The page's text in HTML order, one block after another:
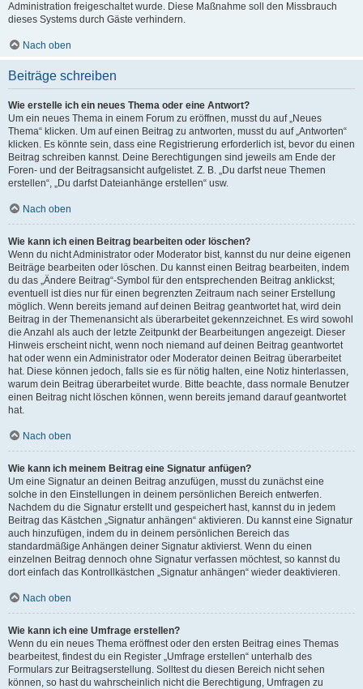
Administration freigeschaltet wurde. Diese Maßnahme soll den Missbrauch
dieses Systems durch Gäste verhindern.
Nach oben
Beiträge schreiben
Wie erstelle ich ein neues Thema oder eine Antwort?
Um ein neues Thema in einem Forum zu eröffnen, musst du auf „Neues
Thema“ klicken. Um auf einen Beitrag zu antworten, musst du auf „Antworten“
klicken. Es könnte sein, dass eine Registrierung erforderlich ist, bevor du einen
Beitrag schreiben kannst. Deine Berechtigungen sind jeweils am Ende der
Foren- und der Beitragsansicht aufgelistet. Z. B. „Du darfst neue Themen
erstellen“, „Du darfst Dateianhänge erstellen“ usw.
Nach oben
Wie kann ich einen Beitrag bearbeiten oder löschen?
Wenn du nicht Administrator oder Moderator bist, kannst du nur deine eigenen
Beiträge bearbeiten oder löschen. Du kannst einen Beitrag bearbeiten, indem
du das „Ändere Beitrag“-Symbol für den entsprechenden Beitrag anklickst;
eventuell ist dies nur für einen begrenzten Zeitraum nach seiner Erstellung
möglich. Wenn bereits jemand auf deinen Beitrag geantwortet hat, wird dein
Beitrag in der Themenansicht als überarbeitet gekennzeichnet. Es wird sowohl
die Anzahl als auch der letzte Zeitpunkt der Bearbeitungen angezeigt. Dieser
Hinweis erscheint nicht, wenn noch niemand auf deinen Beitrag geantwortet
hat oder wenn ein Administrator oder Moderator deinen Beitrag überarbeitet
hat. Diese können jedoch, falls sie es für nötig halten, eine Notiz hinterlassen,
warum dein Beitrag überarbeitet wurde. Bitte beachte, dass normale Benutzer
einen Beitrag nicht löschen können, wenn bereits jemand darauf geantwortet
hat.
Nach oben
Wie kann ich meinem Beitrag eine Signatur anfügen?
Um eine Signatur an deinen Beitrag anzufügen, musst du zunächst eine
solche in den Einstellungen in deinem persönlichen Bereich entwerfen.
Nachdem du die Signatur erstellt und gespeichert hast, kannst du in jedem
Beitrag das Kästchen „Signatur anhängen“ aktivieren. Du kannst eine Signatur
auch hinzufügen, indem du in deinem persönlichen Bereich das
standardmäßige Anhängen deiner Signatur aktivierst. Wenn du einen
einzelnen Beitrag dennoch ohne Signatur verfassen möchtest, so kannst du
dort einfach das Kontrollkästchen „Signatur anhängen“ wieder deaktivieren.
Nach oben
Wie kann ich eine Umfrage erstellen?
Wenn du ein neues Thema eröffnest oder den ersten Beitrag eines Themas
bearbeitest, findest du ein Register „Umfrage erstellen“ unterhalb des
Formulars zur Beitragserstellung. Solltest du diesen Bereich nicht sehen
können, so hast du wahrscheinlich nicht die Berechtigung, Umfragen zu